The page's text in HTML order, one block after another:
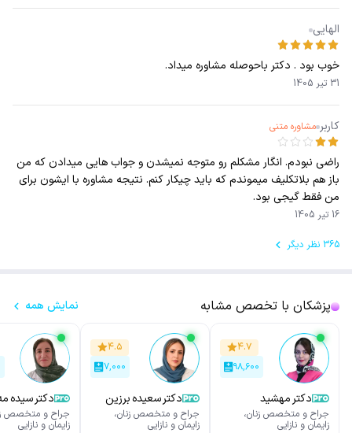
الهایی
خوب بود . دکتر باحوصله مشاوره میداد.
31 تیر 1405
کاربر مشاوره متنی
راضی نبودم. انگار مشکلم رو متوجه نمیشدن و جواب هایی میدادن که من
باز هم بلاتکلیف میموندم که باید چیکار کنم. نتیجه مشاوره با ایشون برای
من فقط گیجی بود.
16 تیر 1405
365 نظر دیگر
پزشکان با تخصص مشابه نمایش همه
۴.۷
۹۸,۶۰۰
دکتر مهشید
احتشامی
جراح و متخصص زنان،
زایمان و نازایی
۴.۵
۷,۰۰۰
دکتر سعیده برزین
تند
جراح و متخصص زنان،
زایمان و نازایی
دکتر سیده
فرمانبر
جراح و متخصص
زایمان و نازایی